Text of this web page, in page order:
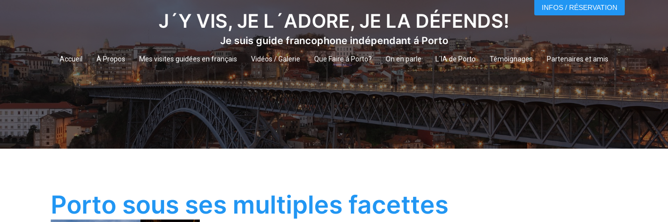
J´Y VIS, JE L´ADORE, JE LA DÉFENDS!
Je suis guide francophone indépendant á Porto
Accueil À Propos Mes visites guidées en français Vidéos / Galerie Que Faire á Porto? On en parle L´IA de Porto Témoignages Partenaires et amis
INFOS / RÉSERVATION
Porto sous ses multiples facettes